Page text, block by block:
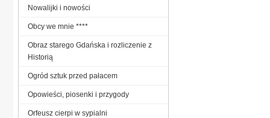
Nowalijki i nowości
Obcy we mnie ****
Obraz starego Gdańska i rozliczenie z
Historią
Ogród sztuk przed pałacem
Opowieści, piosenki i przygody
Orfeusz cierpi w sypialni